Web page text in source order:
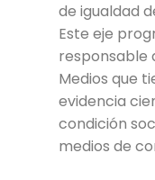
de igualdad
Este eje
responsable
Medios que
evidencia
condición
medios de